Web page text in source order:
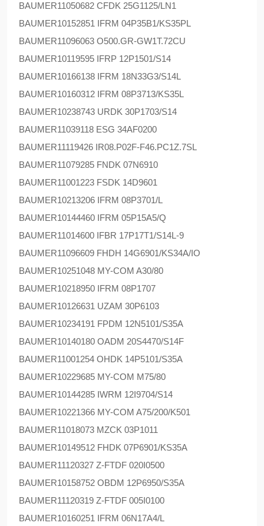
BAUMER11050682 CFDK 25G1125/LN1
BAUMER10152851 IFRM 04P35B1/KS35PL
BAUMER11096063 O500.GR-GW1T.72CU
BAUMER10119595 IFRP 12P1501/S14
BAUMER10166138 IFRM 18N33G3/S14L
BAUMER10160312 IFRM 08P3713/KS35L
BAUMER10238743 URDK 30P1703/S14
BAUMER11039118 ESG 34AF0200
BAUMER11119426 IR08.P02F-F46.PC1Z.7SL
BAUMER11079285 FNDK 07N6910
BAUMER11001223 FSDK 14D9601
BAUMER10213206 IFRM 08P3701/L
BAUMER10144460 IFRM 05P15A5/Q
BAUMER11014600 IFBR 17P17T1/S14L-9
BAUMER11096609 FHDH 14G6901/KS34A/IO
BAUMER10251048 MY-COM A30/80
BAUMER10218950 IFRM 08P1707
BAUMER10126631 UZAM 30P6103
BAUMER10234191 FPDM 12N5101/S35A
BAUMER10140180 OADM 20S4470/S14F
BAUMER11001254 OHDK 14P5101/S35A
BAUMER10229685 MY-COM M75/80
BAUMER10144285 IWRM 12I9704/S14
BAUMER10221366 MY-COM A75/200/K501
BAUMER11018073 MZCK 03P1011
BAUMER10149512 FHDK 07P6901/KS35A
BAUMER11120327 Z-FTDF 020I0500
BAUMER10158752 OBDM 12P6950/S35A
BAUMER11120319 Z-FTDF 005I0100
BAUMER10160251 IFRM 06N17A4/L